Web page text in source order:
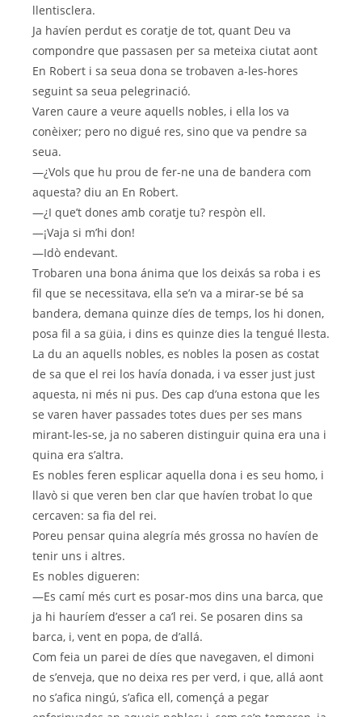
llentisclera.
Ja havíen perdut es coratje de tot, quant Deu va
compondre que passasen per sa meteixa ciutat aont
En Robert i sa seua dona se trobaven a-les-hores
seguint sa seua pelegrinació.
Varen caure a veure aquells nobles, i ella los va
conèixer; pero no digué res, sino que va pendre sa
seua.
—¿Vols que hu prou de fer-ne una de bandera com
aquesta? diu an En Robert.
—¿I que’t dones amb coratje tu? respòn ell.
—¡Vaja si m’hi don!
—Idò endevant.
Trobaren una bona ánima que los deixás sa roba i es
fil que se necessitava, ella se’n va a mirar-se bé sa
bandera, demana quinze díes de temps, los hi donen,
posa fil a sa güia, i dins es quinze dies la tengué llesta.
La du an aquells nobles, es nobles la posen as costat
de sa que el rei los havía donada, i va esser just just
aquesta, ni més ni pus. Des cap d’una estona que les
se varen haver passades totes dues per ses mans
mirant-les-se, ja no saberen distinguir quina era una i
quina era s’altra.
Es nobles feren esplicar aquella dona i es seu homo, i
llavò si que veren ben clar que havíen trobat lo que
cercaven: sa fia del rei.
Poreu pensar quina alegría més grossa no havíen de
tenir uns i altres.
Es nobles digueren:
—Es camí més curt es posar-mos dins una barca, que
ja hi hauríem d’esser a ca’l rei. Se posaren dins sa
barca, i, vent en popa, de d’allá.
Com feia un parei de díes que navegaven, el dimoni
de s’enveja, que no deixa res per verd, i que, allá aont
no s’afica ningú, s’afica ell, començá a pegar